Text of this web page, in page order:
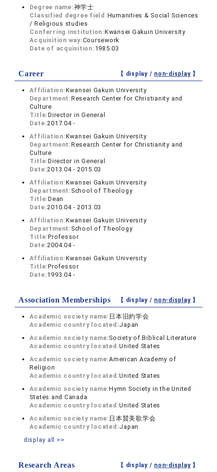
Degree name:神学士
Classified degree field:Humanities & Social Sciences
/ Religious studies
Conferring institution:Kwansei Gakuin University
Acquisition way:Coursework
Date of acquisition: 1985.03
Career 【 display / non-display】
Affiliation:Kwansei Gakuin University
Department:Research Center for Christianity and
Culture
Title:Director in General
Date:2017.04 -
Affiliation:Kwansei Gakuin University
Department:Research Center for Christianity and
Culture
Title:Director in General
Date:2013.04 - 2015.03
Affiliation:Kwansei Gakuin University
Department: School of Theology
Title:Dean
Date:2010.04 - 2013.03
Affiliation:Kwansei Gakuin University
Department: School of Theology
Title:Professor
Date:2004.04 -
Affiliation:Kwansei Gakuin University
Title:Professor
Date:1993.04 -
Association Memberships 【 display / non-display】
Academic society name: 日本旧約学会
Academic country located:Japan
Academic society name: Society of Biblical Literature
Academic country located:United States
Academic society name:American Academy of
Religion
Academic country located:United States
Academic society name:Hymn Society in the United
States and Canada
Academic country located:United States
Academic society name: 日本賛美歌学会
Academic country located:Japan
display all >>
Research Areas 【 display / non-display】